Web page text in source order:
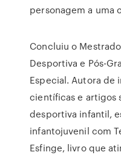
personagem a uma
Concluiu o
Desportiva e Pós-
Especial. Autora de
científicas e artigos
desportiva infantil,
infantojuvenil com
Esfinge, livro que